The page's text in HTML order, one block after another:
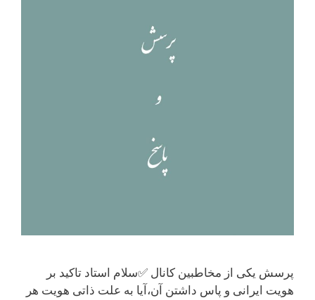
پرسش یکی از مخاطبین کانال ✅سلام استاد تاکید بر
هویت ایرانی و پاس داشتن آن،آیا به علت ذاتی هویت هر